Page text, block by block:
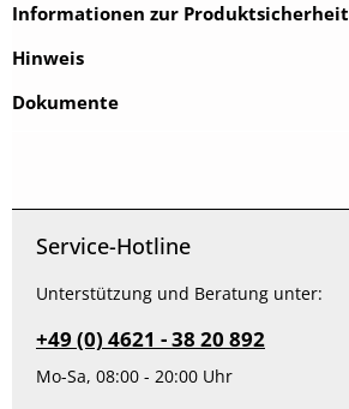
Informationen zur Produktsicherheit
Hinweis
Dokumente
Service-Hotline
Unterstützung und Beratung unter:
+49 (0) 4621 - 38 20 892
Mo-Sa, 08:00 - 20:00 Uhr